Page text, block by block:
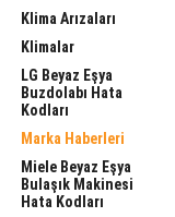
Klima Arızaları
Klimalar
LG Beyaz Eşya
Buzdolabı Hata
Kodları
Marka Haberleri
Miele Beyaz Eşya
Bulaşık Makinesi
Hata Kodları